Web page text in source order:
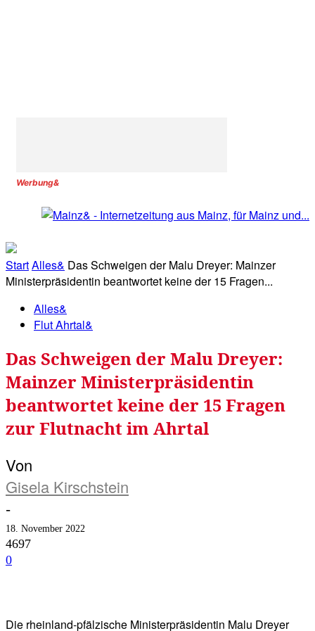
Werbung&
StartAlles& Das Schweigen der Malu Dreyer: Mainzer
Ministerpräsidentin beantwortet keine der 15 Fragen...
Alles&
Flut Ahrtal&
Das Schweigen der Malu Dreyer:
Mainzer Ministerpräsidentin
beantwortet keine der 15 Fragen
zur Flutnacht im Ahrtal
Von
Gisela Kirschstein
-
18. November 2022
4697
0
Die rheinland-pfälzische Ministerpräsidentin Malu Dreyer